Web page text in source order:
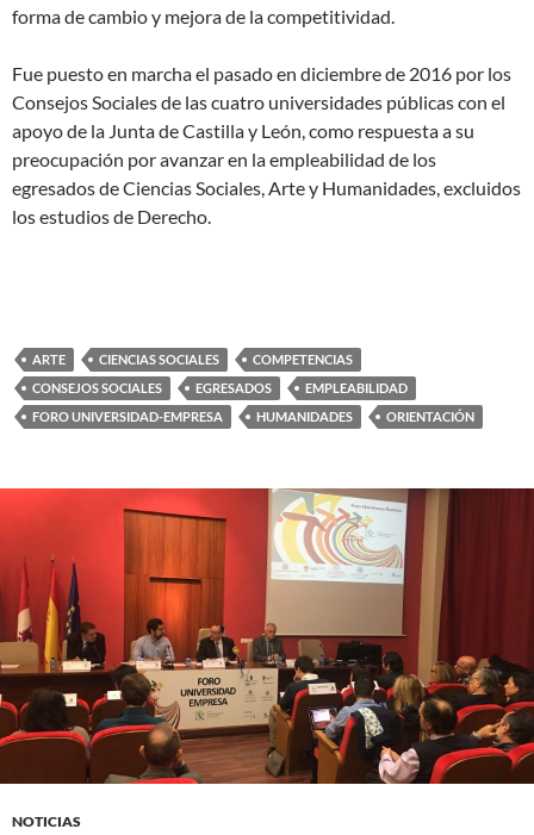
forma de cambio y mejora de la competitividad.
Fue puesto en marcha el pasado en diciembre de 2016 por los
Consejos Sociales de las cuatro universidades públicas con el
apoyo de la Junta de Castilla y León, como respuesta a su
preocupación por avanzar en la empleabilidad de los
egresados de Ciencias Sociales, Arte y Humanidades, excluidos
los estudios de Derecho.
ARTE CIENCIAS SOCIALES
COMPETENCIAS
CONSEJOS SOCIALES
EGRESADOS
EMPLEABILIDAD
FORO UNIVERSIDAD-EMPRESA
HUMANIDADES ORIENTACIÓN
NOTICIAS